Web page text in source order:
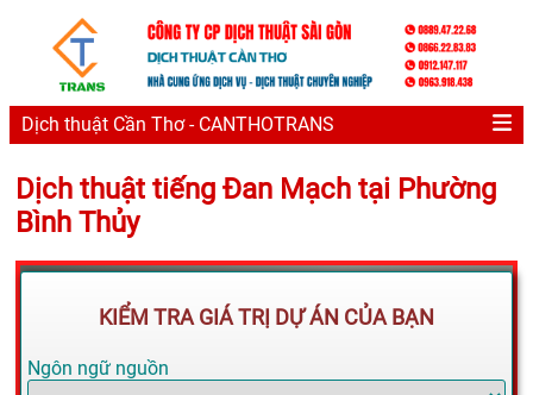
Dịch thuật Cần Thơ - CANTHOTRANS
Dịch thuật tiếng Đan Mạch tại Phường
Bình Thủy
KIỂM TRA GIÁ TRỊ DỰ ÁN CỦA BẠN
Ngôn ngữ nguồn